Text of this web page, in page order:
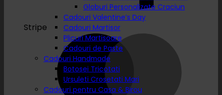
Stripe
Globuri Personalizate Craciun
Cadouri Valentine’s Day
Cadouri Martisor
Plicuri Martisoare
Cadouri de Paste
Cadouri Handmade
Botosei Tricotati
Ursuleti Crosetati Mari
Cadouri pentru Casa & Birou